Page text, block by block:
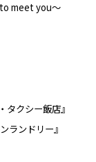
to meet you～
タクシー飯店』
ランドリー』